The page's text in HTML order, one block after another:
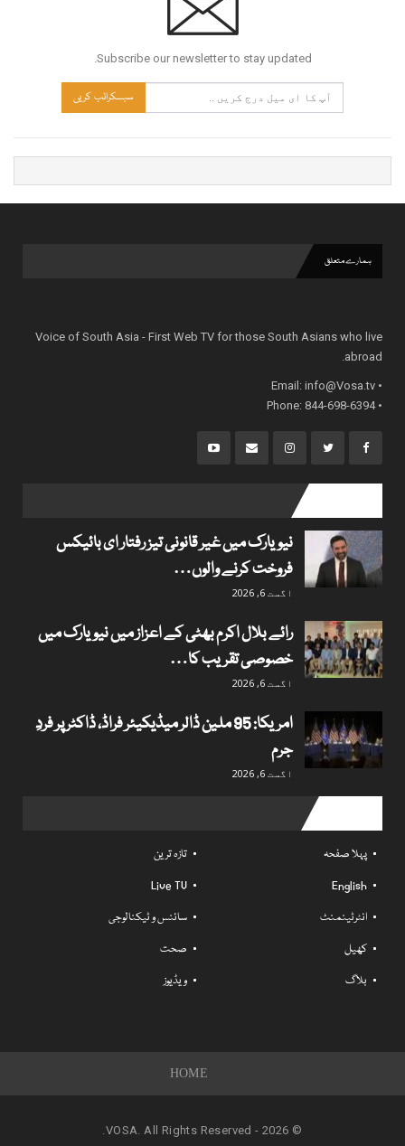
Subscribe our newsletter to stay updated.
سبسکرائب کریں
ہمارے متعلق
Voice of South Asia - First Web TV for those South Asians who live
abroad.
• Email:
info@Vosa.tv
• Phone: 844-698-6394
نیویارک میں غیر قانونی تیز رفتار ای بائیکس
فروخت کرنے والوں…
اگست 6, 2026
رائے بلال اکرم بھٹی کے اعزاز میں نیویارک میں
خصوصی تقریب کا…
اگست 6, 2026
امریکا: 95 ملین ڈالر میڈیکیئر فراڈ، ڈاکٹر پر فردِ
جرم
اگست 6, 2026
پہلا صفحہ
تازہ ترین
English
Live TV
انٹرٹینمنٹ
سائنس و ٹیکنالوجی
کھیل
صحت
بلاگ
ویڈیوز
HOME
© 2026 - VOSA. All Rights Reserved.